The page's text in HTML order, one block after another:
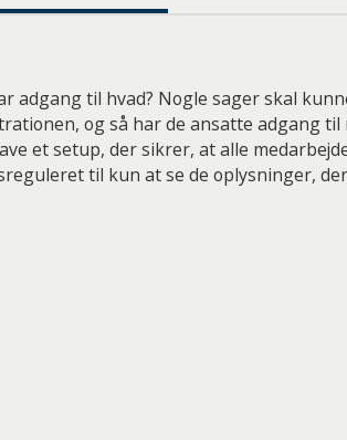
adgang til hvad? Nogle sager skal
og så har de ansatte adgang
et setup, der sikrer, at alle
til kun at se de oplysninger,